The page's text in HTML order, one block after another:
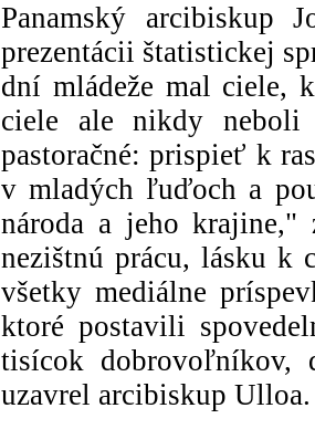
Panamský arcibiskup
prezentácii štatistickej
dní mládeže mal ciele,
ciele ale nikdy neboli
pastoračné: prispieť k
v mladých ľuďoch a
národa a jeho krajine,"
nezištnú prácu, lásku k
všetky mediálne
ktoré postavili
tisícok dobrovoľníkov,
uzavrel arcibiskup Ulloa.